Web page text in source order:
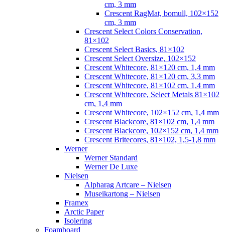
cm, 3 mm
Crescent RagMat, bomull, 102×152
cm, 3 mm
Crescent Select Colors Conservation,
81×102
Crescent Select Basics, 81×102
Crescent Select Oversize, 102×152
Crescent Whitecore, 81×120 cm, 1,4 mm
Crescent Whitecore, 81×120 cm, 3,3 mm
Crescent Whitecore, 81×102 cm, 1,4 mm
Crescent Whitecore, Select Metals 81×102
cm, 1,4 mm
Crescent Whitecore, 102×152 cm, 1,4 mm
Crescent Blackcore, 81×102 cm, 1,4 mm
Crescent Blackcore, 102×152 cm, 1,4 mm
Crescent Britecores, 81×102, 1,5-1,8 mm
Werner
Werner Standard
Werner De Luxe
Nielsen
Alpharag Artcare – Nielsen
Museikartong – Nielsen
Framex
Arctic Paper
Isolering
Foamboard